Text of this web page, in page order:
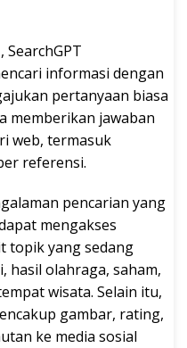
informasi dengan
pertanyaan biasa
memberikan jawaban
web, termasuk
referensi.
pencarian yang
mengakses
topik yang sedang
hasil olahraga, saham,
wisata. Selain itu,
gambar, rating,
ke media sosial